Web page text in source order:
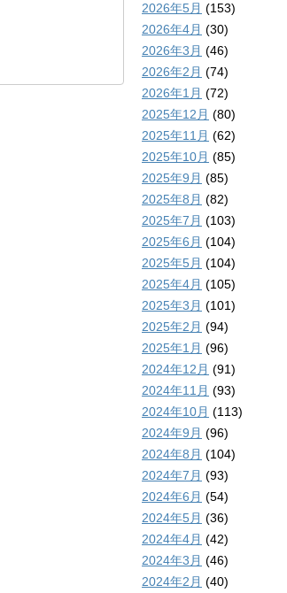
2026年5月 (153)
2026年4月 (30)
2026年3月 (46)
2026年2月 (74)
2026年1月 (72)
2025年12月 (80)
2025年11月 (62)
2025年10月 (85)
2025年9月 (85)
2025年8月 (82)
2025年7月 (103)
2025年6月 (104)
2025年5月 (104)
2025年4月 (105)
2025年3月 (101)
2025年2月 (94)
2025年1月 (96)
2024年12月 (91)
2024年11月 (93)
2024年10月 (113)
2024年9月 (96)
2024年8月 (104)
2024年7月 (93)
2024年6月 (54)
2024年5月 (36)
2024年4月 (42)
2024年3月 (46)
2024年2月 (40)